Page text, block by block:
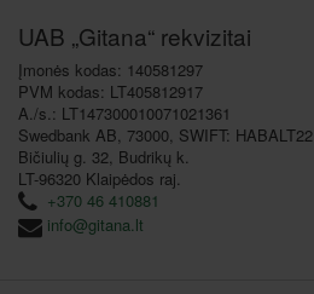
UAB „Gitana“ rekvizitai
Įmonės kodas: 140581297
PVM kodas: LT405812917
A./s.: LT147300010071021361
Swedbank AB, 73000, SWIFT: HABALT22
Bičiulių g. 32, Budrikų k.
LT-96320 Klaipėdos raj.
+370 46 410881
info@gitana.lt